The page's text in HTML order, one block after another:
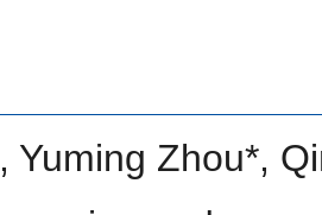
Yuming Zhou*,